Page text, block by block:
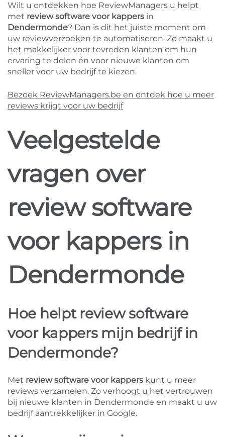
Wilt u ontdekken hoe ReviewManagers u helpt
met review software voor kappers in
Dendermonde? Dan is dit het juiste moment om
uw reviewverzoeken te automatiseren. Zo maakt u
het makkelijker voor tevreden klanten om hun
ervaring te delen én voor nieuwe klanten om
sneller voor uw bedrijf te kiezen.
Bezoek ReviewManagers.be en ontdek hoe u meer
reviews krijgt voor uw bedrijf
Veelgestelde
vragen over
review software
voor kappers in
Dendermonde
Hoe helpt review software
voor kappers mijn bedrijf in
Dendermonde?
Met review software voor kappers kunt u meer
reviews verzamelen. Zo verhoogt u het vertrouwen
bij nieuwe klanten in Dendermonde en maakt u uw
bedrijf aantrekkelijker in Google.